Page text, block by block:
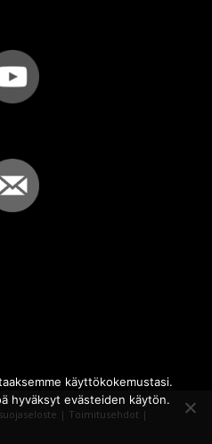
| Toimitusehdot |
käyttökokemustasi.
hyväksyt evästeiden käytön.